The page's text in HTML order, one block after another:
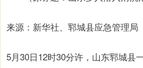
来源：新华社、郓城县应急管理局
5月30日12时30分许，山东郓城县